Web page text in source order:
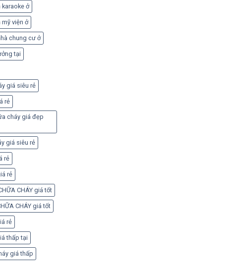
karaoke ở
viện ở
chung cư ở
tại
giá siêu rẻ
rẻ
cháy giá đẹp
giá siêu rẻ
rẻ
rẻ
CHÁY giá tốt
CHÁY giá tốt
rẻ
thấp tại
giá thấp